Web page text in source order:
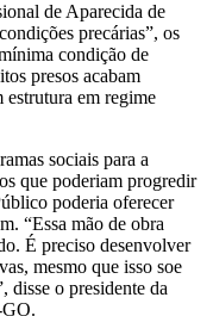
de Aparecida de
precárias”, os
condição de
presos acabam
estrutura em regime
sociais para a
que poderiam progredir
poderia oferecer
“Essa mão de obra
É preciso desenvolver
mesmo que isso soe
disse o presidente da